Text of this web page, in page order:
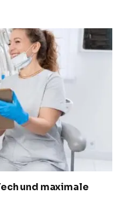
und maximale